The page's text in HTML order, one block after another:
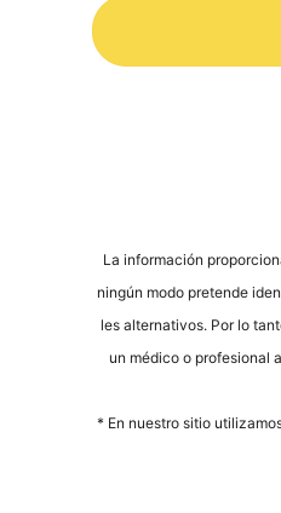
La infor­mación
nin­gún modo pre­ten­de
les alter­na­tivos. Por lo
un méd­ico o pro­fe­sio­nal
* En nues­tro sitio